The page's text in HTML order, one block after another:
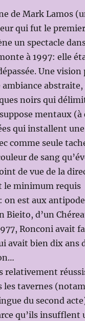
de Mark Lamos
qui fut le
un spectacle
à 1997: elle
Une
ambiance
noirs qui
mentaux (à
qui installent
comme seule
de sang
de vue de la
le minimum requis
est aux
Bieito, d’un
Ronconi avait
avait bien dix ans
relativement
les tavernes
du second
qu’ils insufflent